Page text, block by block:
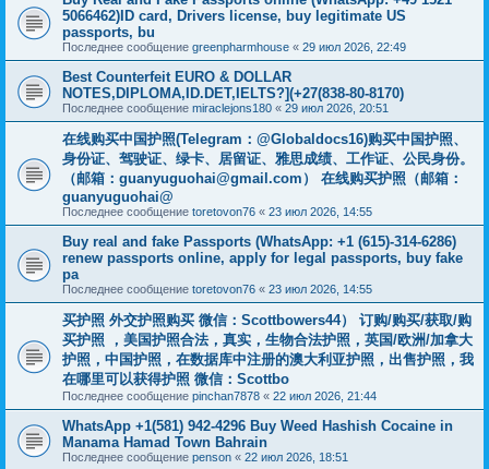
5066462)ID card, Drivers license, buy legitimate US
passports, bu
Последнее сообщение greenpharmhouse « 29 июл 2026, 22:49
Best Counterfeit EURO & DOLLAR
NOTES,DIPLOMA,ID.DET,IELTS?](+27(838-80-8170)
Последнее сообщение miraclejons180 « 29 июл 2026, 20:51
在线购买中国护照(Telegram：@Globaldocs16)购买中国护照、
身份证、驾驶证、绿卡、居留证、雅思成绩、工作证、公民身份。
（邮箱： guanyuguohai@gmail.com ） 在线购买护照（邮箱：
guanyuguohai@
Последнее сообщение toretovon76 « 23 июл 2026, 14:55
Buy real and fake Passports (WhatsApp: +1 (615)-314-6286)
renew passports online, apply for legal passports, buy fake
pa
Последнее сообщение toretovon76 « 23 июл 2026, 14:55
买护照 外交护照购买 微信：Scottbowers44） 订购/购买/获取/购
买护照 ，美国护照合法，真实，生物合法护照，英国/欧洲/加拿大
护照，中国护照，在数据库中注册的澳大利亚护照，出售护照，我
在哪里可以获得护照 微信：Scottbo
Последнее сообщение pinchan7878 « 22 июл 2026, 21:44
WhatsApp +1(581) 942-4296 Buy Weed Hashish Cocaine in
Manama Hamad Town Bahrain
Последнее сообщение penson « 22 июл 2026, 18:51